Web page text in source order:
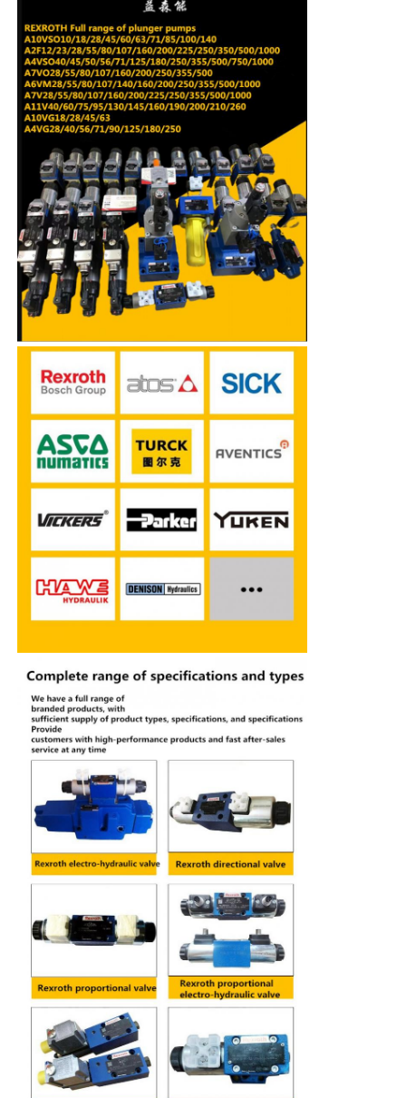
Contrôle de qualité
Nous contacter
Nouvelles
Les affaires
Demandez un devis
Parker Hydraulic Pump
Pompe hydraulique de Vickers
Valve hydraulique Rexroth
Accessoires pour filtres Rexroth
Valve hydraulique YUKEN
Pompe hydraulique de Yuken